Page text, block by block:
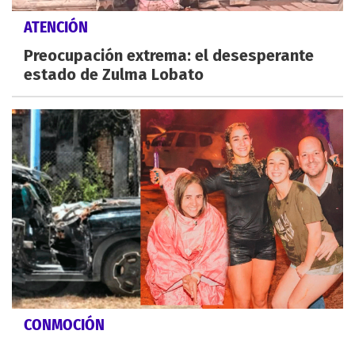
ATENCIÓN
Preocupación extrema: el desesperante
estado de Zulma Lobato
CONMOCIÓN